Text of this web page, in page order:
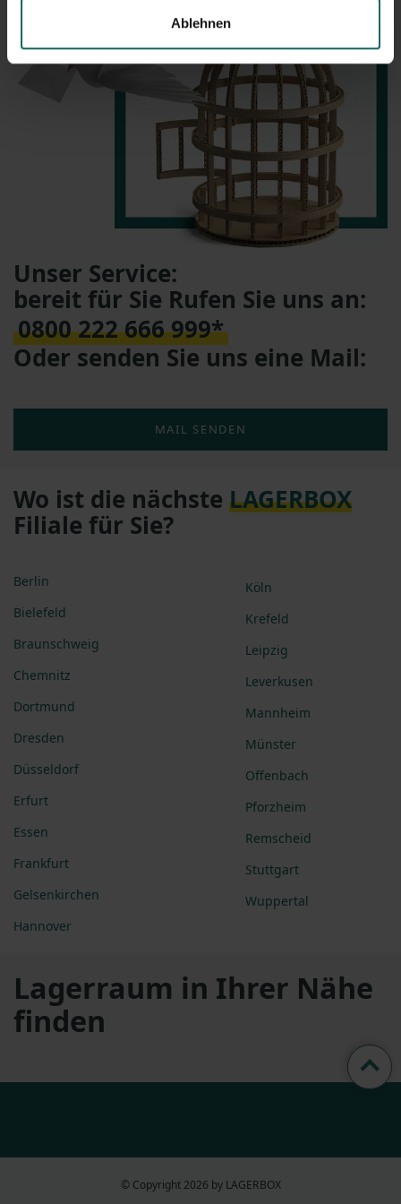
Ablehnen
Unser Service:
bereit für Sie Rufen Sie uns an:
0800 222 666 999*
Oder senden Sie uns eine Mail:
MAIL SENDEN
Wo ist die nächste LAGERBOX
Filiale für Sie?
Berlin
Bielefeld
Braunschweig
Chemnitz
Dortmund
Dresden
Düsseldorf
Erfurt
Essen
Frankfurt
Gelsenkirchen
Hannover
Köln
Krefeld
Leipzig
Leverkusen
Mannheim
Münster
Offenbach
Pforzheim
Remscheid
Stuttgart
Wuppertal
Lagerraum in Ihrer Nähe
finden
© Copyright 2026 by LAGERBOX